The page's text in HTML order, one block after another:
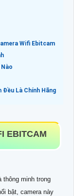
Wifi Ebitcam
Đều Là Chính Hãng
EBITCAM
thông minh trong
bật, camera này